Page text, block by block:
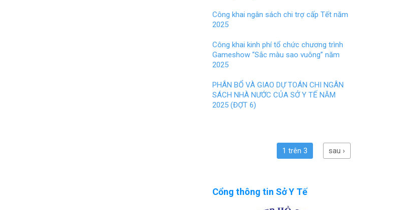
Công khai ngân sách chi trợ cấp Tết năm
2025
Công khai kinh phí tổ chức chương trình
Gameshow “Sắc màu sao vuông” năm
2025
PHÂN BỔ VÀ GIAO DỰ TOÁN CHI NGÂN
SÁCH NHÀ NƯỚC CỦA SỞ Y TẾ NĂM
2025 (ĐỢT 6)
1 trên 3 sau ›
Cổng thông tin Sở Y Tế